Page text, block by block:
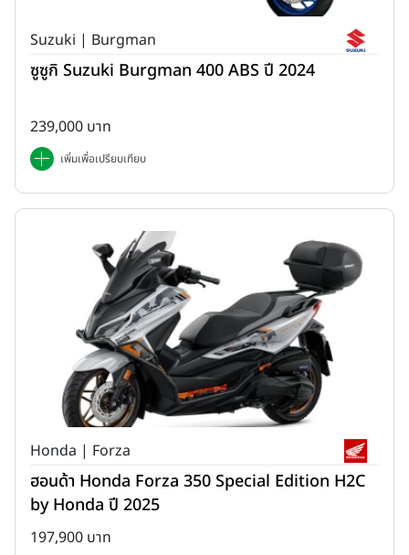
Suzuki | Burgman
ซูซูกิ Suzuki Burgman 400 ABS ปี 2024
239,000 บาท
เพิ่มเพื่อเปรียบเทียบ
Honda | Forza
ฮอนด้า Honda Forza 350 Special Edition H2C
by Honda ปี 2025
197,900 บาท